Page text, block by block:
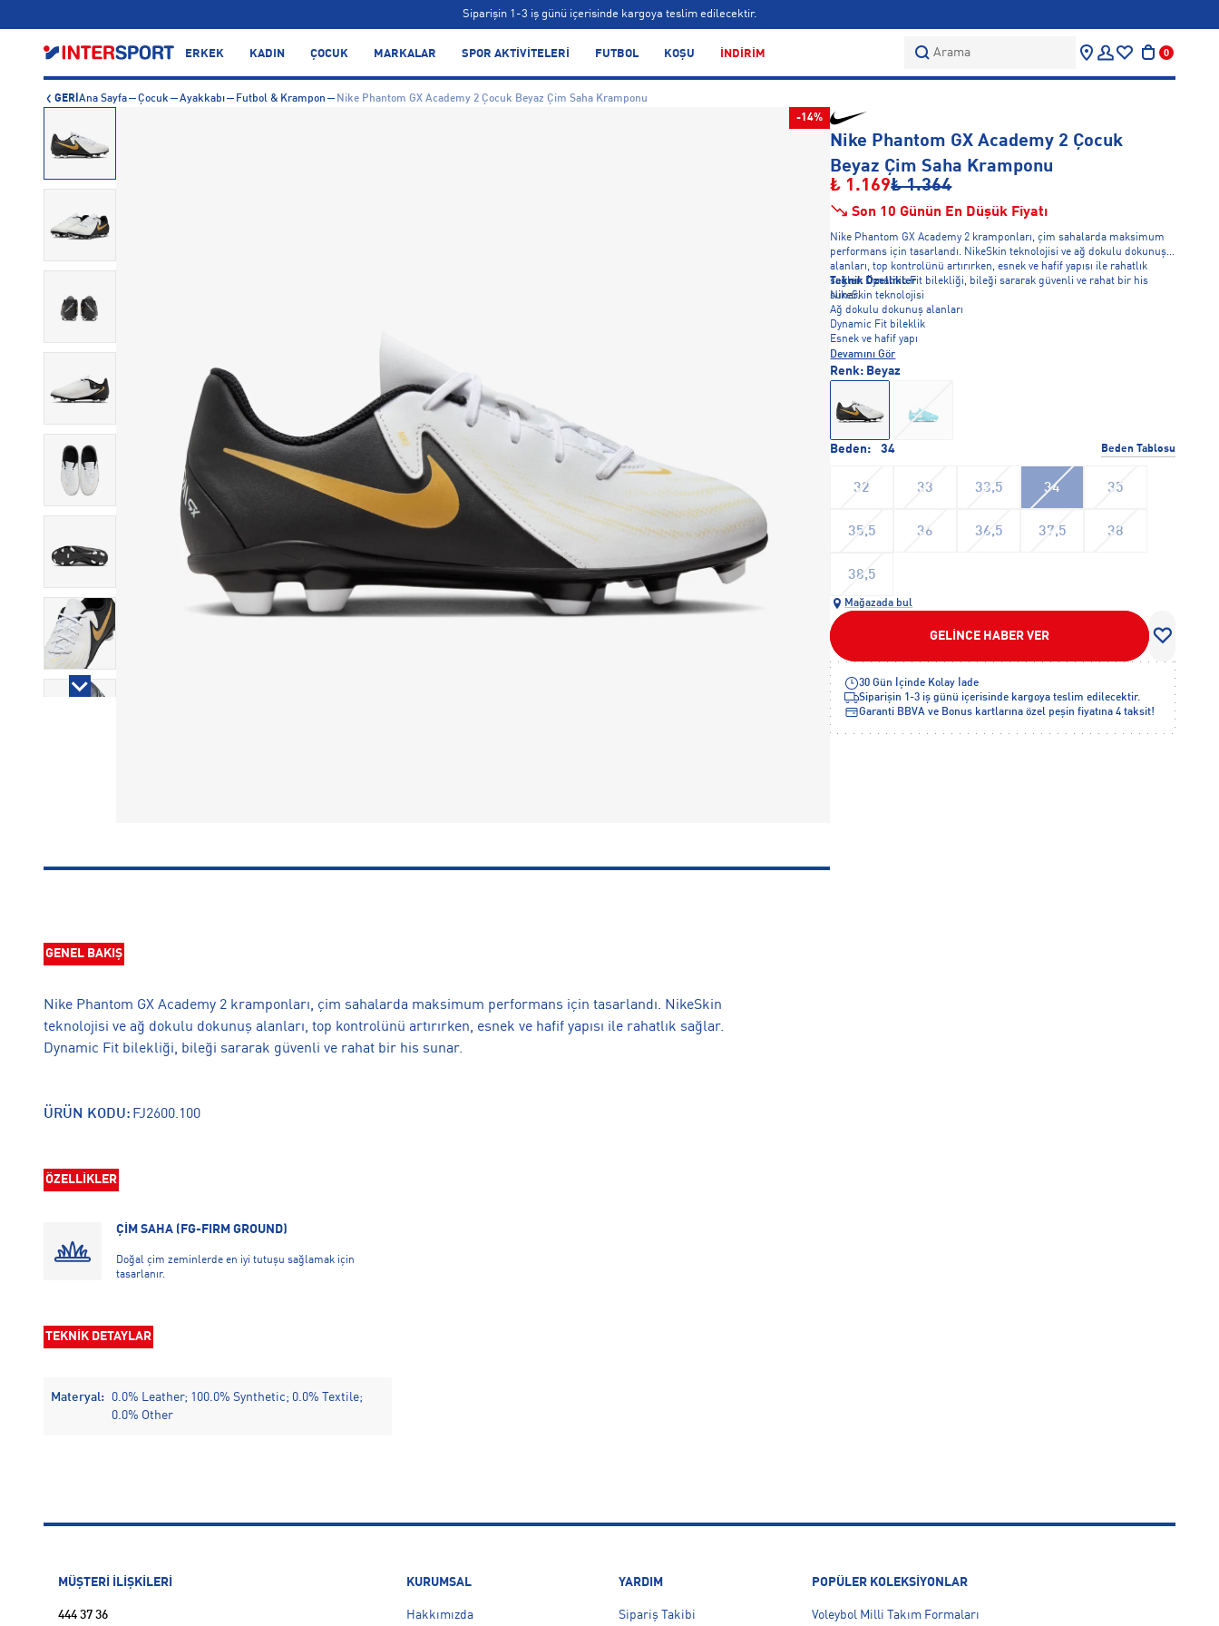
Bonus kartlara özel vade farksız taksit seçenekleri!
Siparişin 1-3 iş günü içerisinde kargoya teslim edilecektir.
ERKEK KADIN ÇOCUK MARKALAR SPOR AKTİVİTELERİ FUTBOL KOŞU İNDİRİM Arama 0
GERİ Ana Sayfa Çocuk Ayakkabı Futbol & Krampon
Nike Phantom GX Academy 2 Çocuk Beyaz Çim Saha Kramponu
-14%
GENEL BAKIŞ
Nike Phantom GX Academy 2 kramponları, çim sahalarda maksimum performans için tasarlandı. NikeSkin
teknolojisi ve ağ dokulu dokunuş alanları, top kontrolünü artırırken, esnek ve hafif yapısı ile rahatlık sağlar.
Dynamic Fit bilekliği, bileği sararak güvenli ve rahat bir his sunar.
ÜRÜN KODU: FJ2600.100
ÖZELLİKLER
ÇİM SAHA (FG-FIRM GROUND)
Doğal çim zeminlerde en iyi tutuşu sağlamak için
tasarlanır.
TEKNİK DETAYLAR
Materyal:
0.0% Leather; 100.0% Synthetic; 0.0% Textile;
0.0% Other
Nike Phantom GX Academy 2 Çocuk
Beyaz Çim Saha Kramponu
₺ 1.169₺ 1.364
Son 10 Günün En Düşük Fiyatı
Nike Phantom GX Academy 2 kramponları, çim sahalarda maksimum
performans için tasarlandı. NikeSkin teknolojisi ve ağ dokulu dokunuş
alanları, top kontrolünü artırırken, esnek ve hafif yapısı ile rahatlık
sağlar. Dynamic Fit bilekliği, bileği sararak güvenli ve rahat bir his
sunar.
Teknik Özellikler
NikeSkin teknolojisi
Ağ dokulu dokunuş alanları
Dynamic Fit bileklik
Esnek ve hafif yapı
Devamını Gör
Beden: 34 Beden Tablosu
32 33 33,5 34 35
35,5 36 36,5 37,5 38
38,5
Renk: Beyaz
Mağazada bul
GELİNCE HABER VER
30 Gün İçinde Kolay İade
Siparişin 1-3 iş günü içerisinde kargoya teslim edilecektir.
Garanti BBVA ve Bonus kartlarına özel peşin fiyatına 4 taksit!
MÜŞTERİ İLİŞKİLERİ
444 37 36
KURUMSAL
Hakkımızda
YARDIM
Sipariş Takibi
POPÜLER KOLEKSİYONLAR
Voleybol Milli Takım Formaları